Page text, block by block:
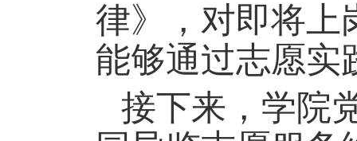
律》，对即将上
能够通过志愿实
接下来，学院